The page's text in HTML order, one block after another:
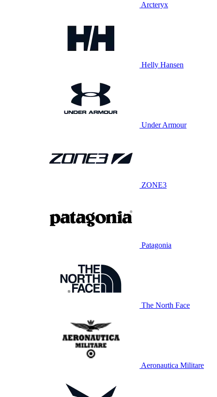
Arcteryx
Helly Hansen
Under Armour
ZONE3
Patagonia
The North Face
Aeronautica Militare